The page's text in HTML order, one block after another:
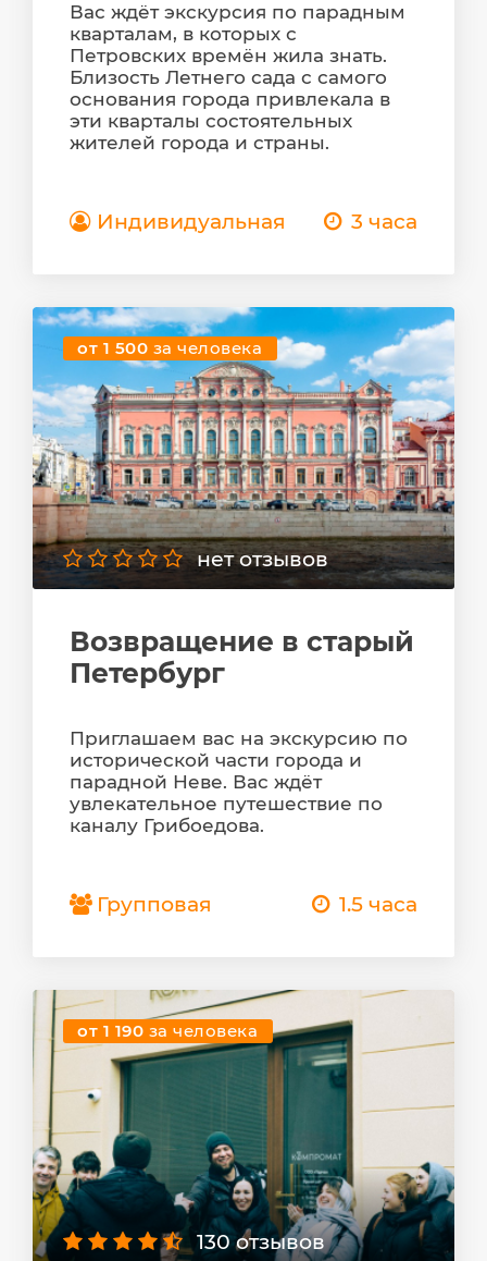
Вас ждёт экскурсия по парадным
кварталам, в которых с
Петровских времён жила знать.
Близость Летнего сада с самого
основания города привлекала в
эти кварталы состоятельных
жителей города и страны.
Индивидуальная 3 часа
от 1 500 за человека
нет отзывов
Возвращение в старый
Петербург
Приглашаем вас на экскурсию по
исторической части города и
парадной Неве. Вас ждёт
увлекательное путешествие по
каналу Грибоедова.
Групповая 1.5 часа
от 1 190 за человека
130 отзывов